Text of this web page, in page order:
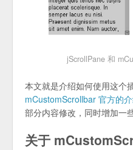
jScrollPane 和
本文就是介绍如何使用这个
mCustomScrollbar 官方的
部分内容修改，同时增加一
关于